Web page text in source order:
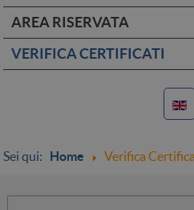
AREA RISERVATA
VERIFICA CERTIFICATI
Sei qui: Home Verifica